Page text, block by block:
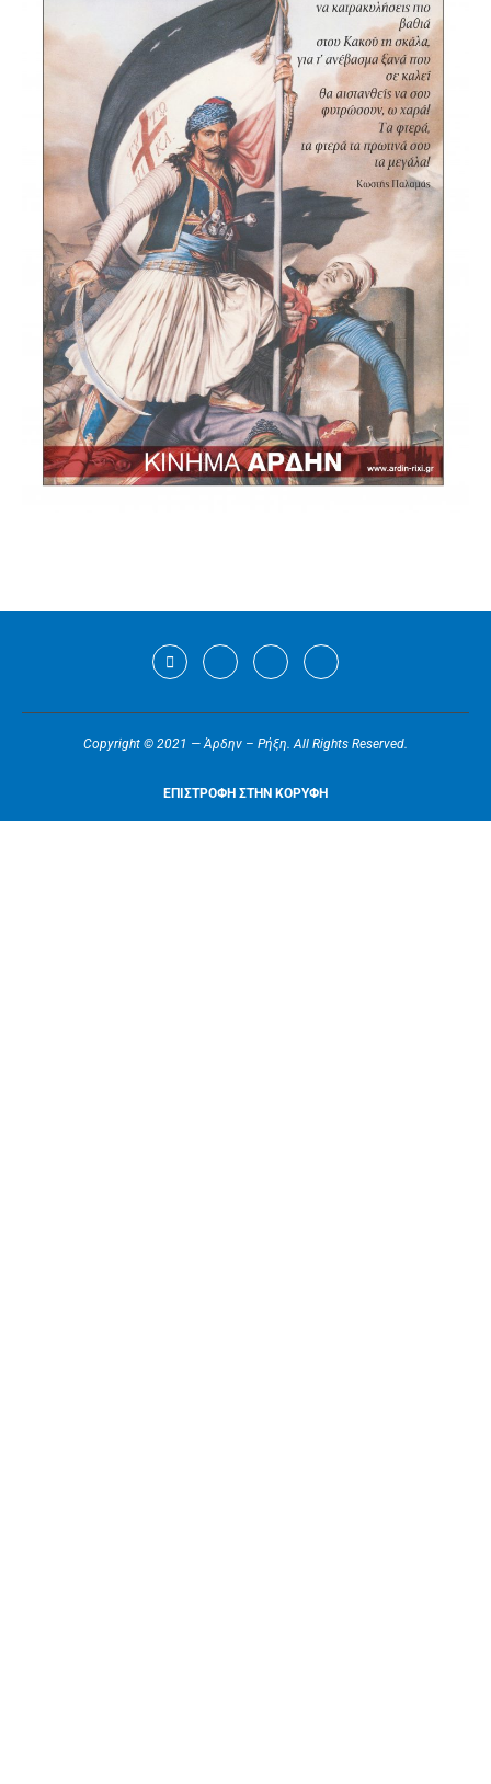
Copyright © 2021 — Άρδην – Ρήξη. All Rights Reserved.
ΕΠΙΣΤΡΟΦΗ ΣΤΗΝ ΚΟΡΥΦΗ